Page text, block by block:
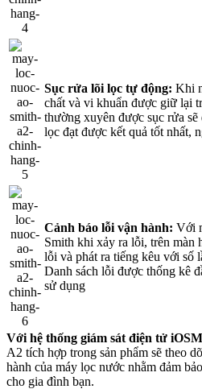
Sục rửa lõi lọc tự động: Khi
chất và vi khuẩn được giữ lại
thường xuyên được sục rửa sẽ
lọc đạt được kết quả tốt nhất,
Cảnh báo lỗi vận hành: Với
Smith khi xảy ra lỗi, trên màn
lỗi và phát ra tiếng kêu với số
Danh sách lỗi được thống kê
sử dụng
Với hệ thống giám sát điện tử iOSM
A2 tích hợp trong sản phẩm sẽ theo
hành của máy lọc nước nhằm đảm
cho gia đình bạn.